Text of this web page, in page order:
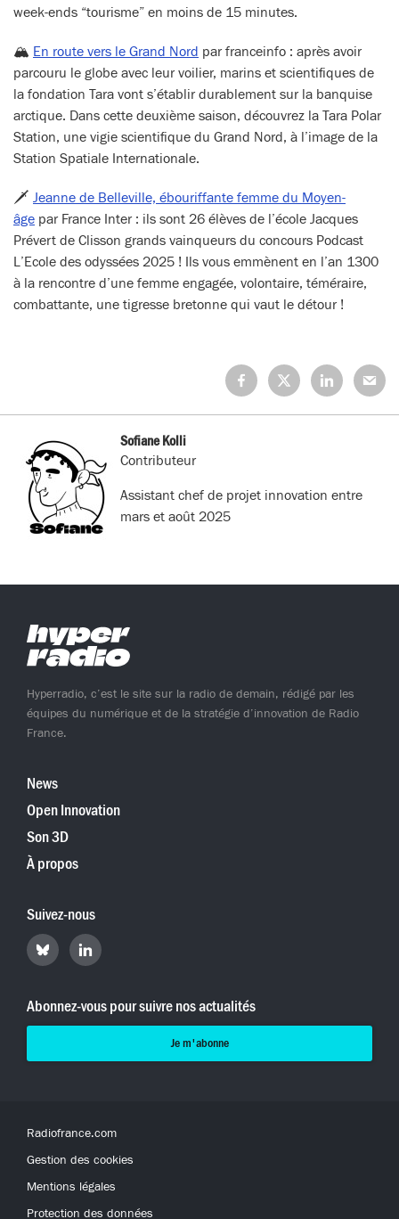
week-ends “tourisme” en moins de 15 minutes.
🏔️ En route vers le Grand Nord par franceinfo : après avoir
parcouru le globe avec leur voilier, marins et scientifiques de
la fondation Tara vont s’établir durablement sur la banquise
arctique. Dans cette deuxième saison, découvrez la Tara Polar
Station, une vigie scientifique du Grand Nord, à l’image de la
Station Spatiale Internationale.
🗡️ Jeanne de Belleville, ébouriffante femme du Moyen-
âge par France Inter : ils sont 26 élèves de l’école Jacques
Prévert de Clisson grands vainqueurs du concours Podcast
L’Ecole des odyssées 2025 ! Ils vous emmènent en l’an 1300
à la rencontre d’une femme engagée, volontaire, téméraire,
combattante, une tigresse bretonne qui vaut le détour !
Partagez
sur
Facebook
Partagez
sur
X
Partagez
sur
LinkedIn
sur
Mail
Sofiane Kolli
Contributeur
Assistant chef de projet innovation entre
mars et août 2025
Hyperradio, c’est le site sur la radio de demain, rédigé par les
équipes du numérique et de la stratégie d’innovation de Radio
France.
News
Open Innovation
Son 3D
À propos
Suivez-nous
Retrouvez
Hyperradio
Bluesky
Retrouvez
Hyperradio
LinkedIn
Abonnez-vous pour suivre nos actualités
Je m'abonne
Radiofrance.com
Gestion des cookies
Mentions légales
Protection des données